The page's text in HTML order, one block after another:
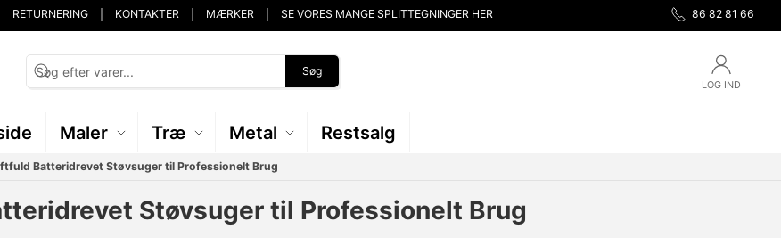
RETURNERING KONTAKTER MÆRKER SE VORES MANGE SPLITTEGNINGER HER 86 82 81 66
Søg
LOG IND
Maler Træ Metal Restsalg
Batteridrevet Støvsuger til Professionelt Brug
Støvsuger til Professionelt Brug